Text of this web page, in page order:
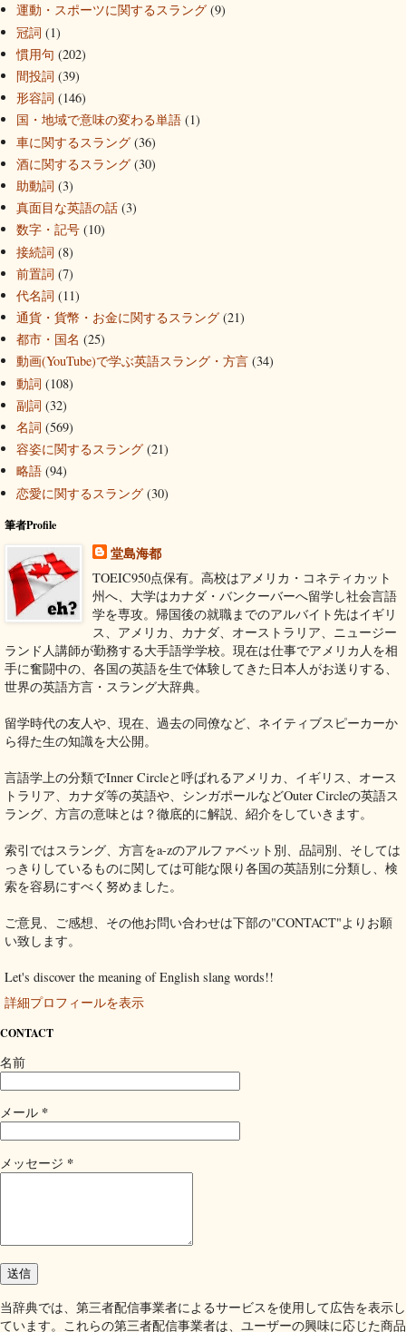
運動・スポーツに関するスラング (9)
冠詞 (1)
慣用句 (202)
間投詞 (39)
形容詞 (146)
国・地域で意味の変わる単語 (1)
車に関するスラング (36)
酒に関するスラング (30)
助動詞 (3)
真面目な英語の話 (3)
数字・記号 (10)
接続詞 (8)
前置詞 (7)
代名詞 (11)
通貨・貨幣・お金に関するスラング (21)
都市・国名 (25)
動画(YouTube)で学ぶ英語スラング・方言 (34)
動詞 (108)
副詞 (32)
名詞 (569)
容姿に関するスラング (21)
略語 (94)
恋愛に関するスラング (30)
筆者Profile
堂島海都
TOEIC950点保有。高校はアメリカ・コネティカット
州へ、大学はカナダ・バンクーバーへ留学し社会言語
学を専攻。帰国後の就職までのアルバイト先はイギリ
ス、アメリカ、カナダ、オーストラリア、ニュージー
ランド人講師が勤務する大手語学学校。現在は仕事でアメリカ人を相
手に奮闘中の、各国の英語を生で体験してきた日本人がお送りする、
世界の英語方言・スラング大辞典。
留学時代の友人や、現在、過去の同僚など、ネイティブスピーカーか
ら得た生の知識を大公開。
言語学上の分類でInner Circleと呼ばれるアメリカ、イギリス、オース
トラリア、カナダ等の英語や、シンガポールなどOuter Circleの英語ス
ラング、方言の意味とは？徹底的に解説、紹介をしていきます。
索引ではスラング、方言をa-zのアルファベット別、品詞別、そしては
っきりしているものに関しては可能な限り各国の英語別に分類し、検
索を容易にすべく努めました。
ご意見、ご感想、その他お問い合わせは下部の"CONTACT"よりお願
い致します。
Let's discover the meaning of English slang words!!
詳細プロフィールを表示
CONTACT
名前
メール *
メッセージ *
当辞典では、第三者配信事業者によるサービスを使用して広告を表示し
ています。これらの第三者配信事業者は、ユーザーの興味に応じた商品